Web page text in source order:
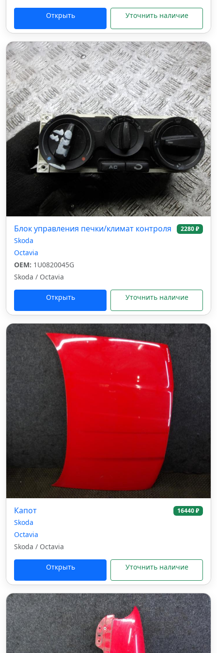
Открыть Уточнить наличие
Блок управления печки/климат контроля 2280 ₽
Skoda
Octavia
OEM: 1U0820045G
Skoda / Octavia
Открыть Уточнить наличие
Капот 16440 ₽
Skoda
Octavia
Skoda / Octavia
Открыть Уточнить наличие